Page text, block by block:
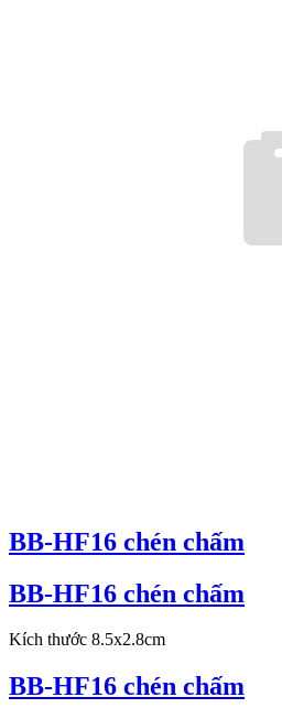
BB-HF16 chén chấm
BB-HF16 chén chấm
Kích thước 8.5x2.8cm
BB-HF16 chén chấm